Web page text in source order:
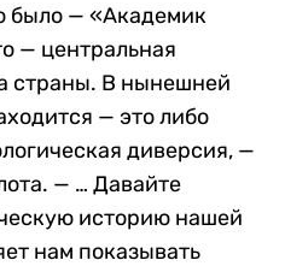
было — «Академик
— центральная
страны. В нынешней
— это либо
диверсия, —
— … Давайте
историю нашей
нам показывать